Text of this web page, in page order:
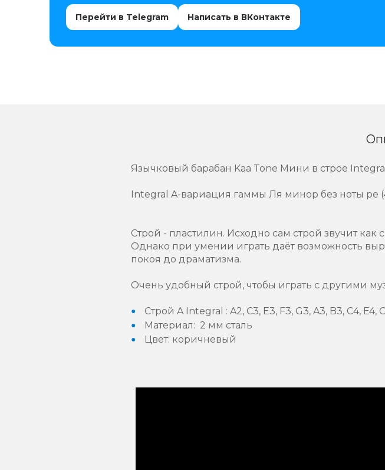
Перейти в Telegram Написать в ВКонтакте
Язычковый барабан Kaa Tone Мини в строе
Integral A-вариация гаммы Ля минор без ноты ре
Строй - пластилин. Исходно сам строй звучит как
Однако при умении играть даёт возможность
покоя до драматизма.
Очень удобный строй, чтобы играть с другими
Строй A Integral : A2, C3, E3, F3, G3, A3, B3, C4, E4,
Материал: 2 мм сталь
Цвет: коричневый